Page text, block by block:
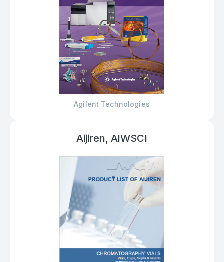
Agilent Technologies
Aijiren, AlWSCI